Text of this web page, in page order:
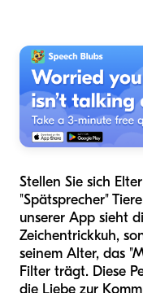
Stellen Sie sich
"Spätsprecher"
unserer App sieht
Zeichentrickkuh,
seinem Alter, das
Filter trägt. Diese
die Liebe zur